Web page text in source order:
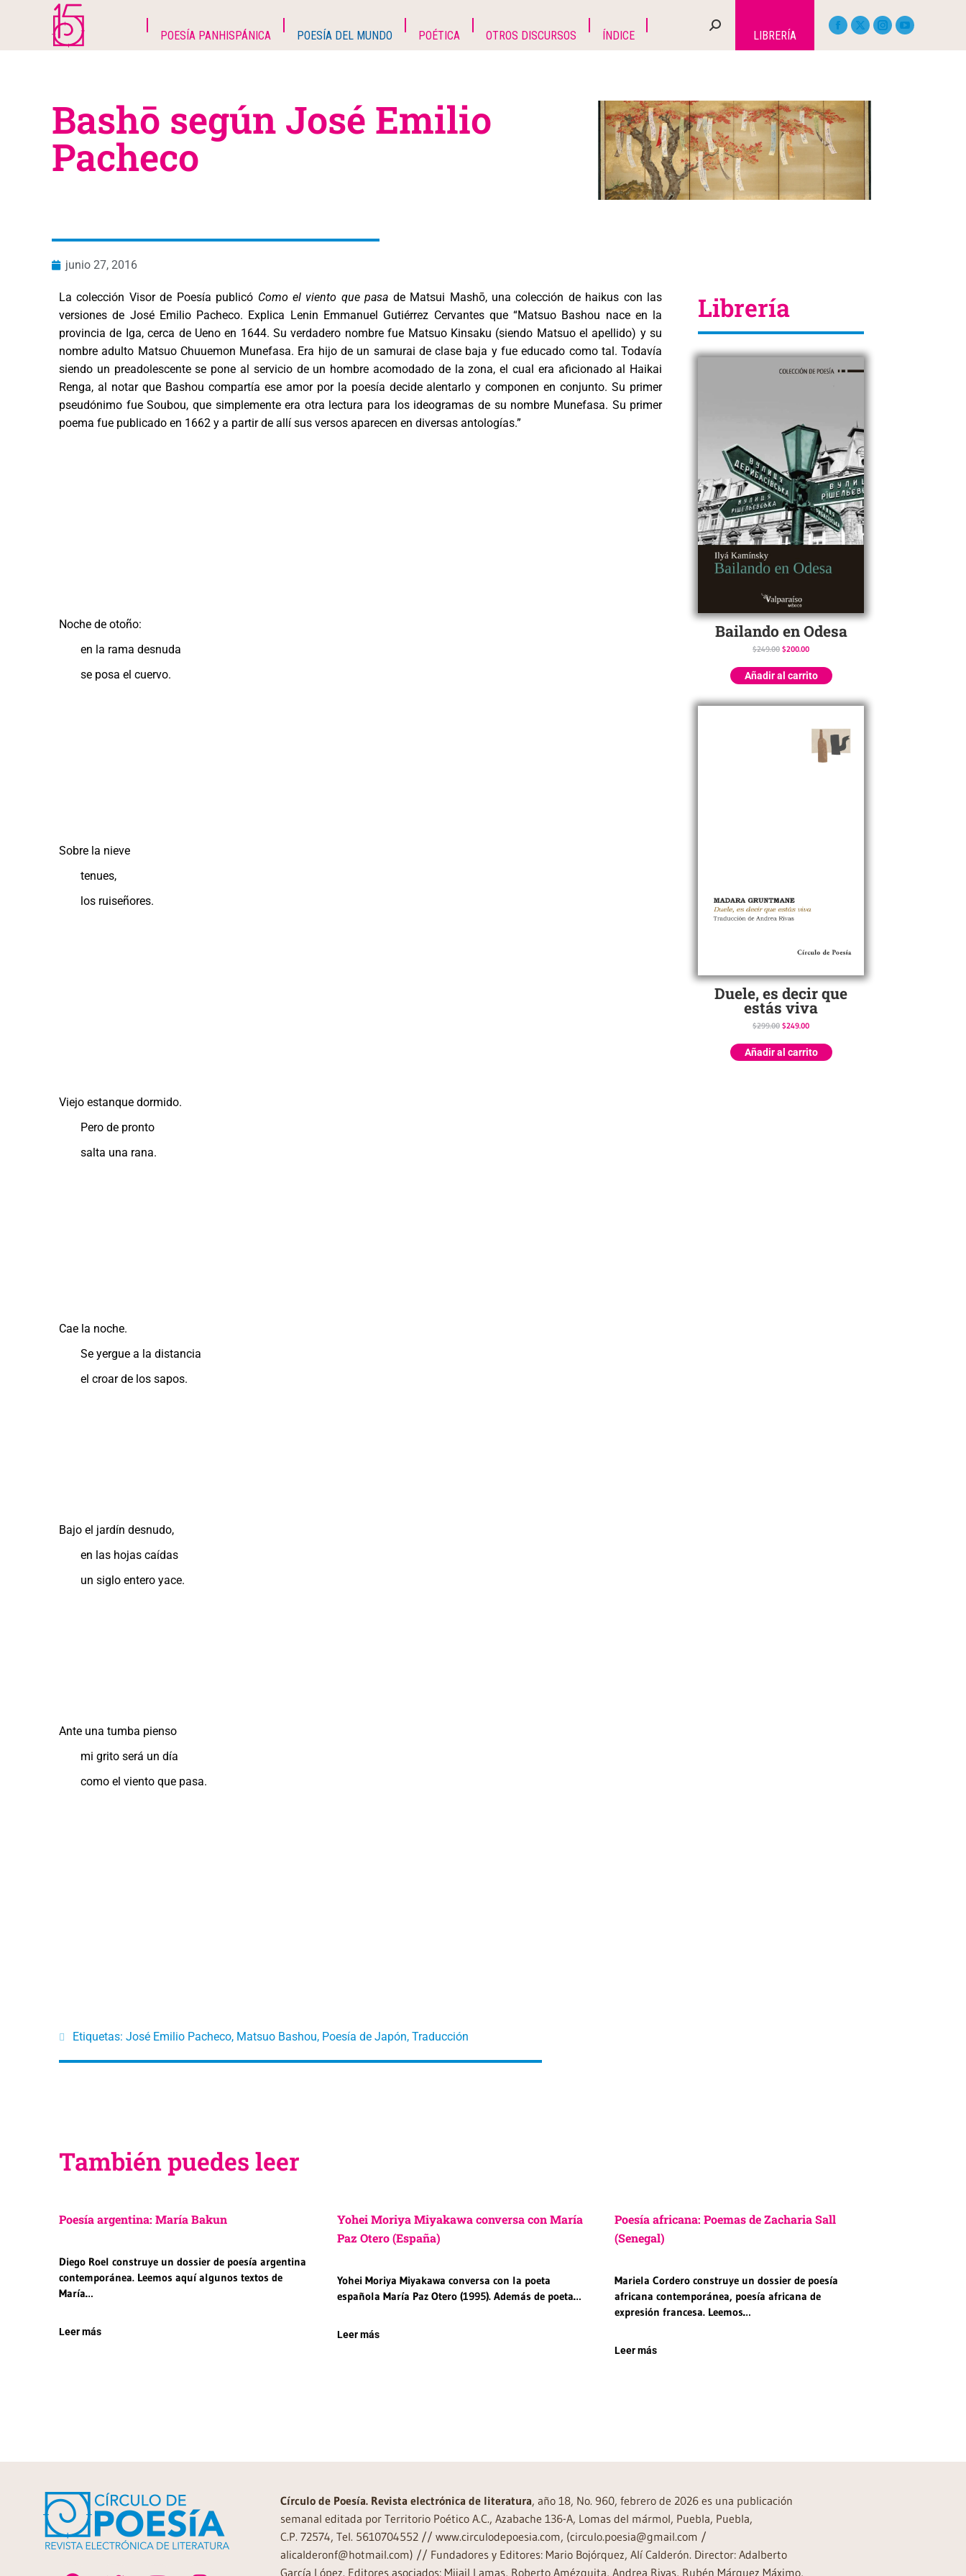
POESÍA PANHISPÁNICA POESÍA DEL MUNDO POÉTICA OTROS DISCURSOS ÍNDICE LIBRERÍA
Bashō según José Emilio
Pacheco
junio 27, 2016
La colección Visor de Poesía publicó Como el viento que pasa de Matsui Mashō, una colección de haikus con las
versiones de José Emilio Pacheco. Explica Lenin Emmanuel Gutiérrez Cervantes que “Matsuo Bashou nace en la
provincia de Iga, cerca de Ueno en 1644. Su verdadero nombre fue Matsuo Kinsaku (siendo Matsuo el apellido) y su
nombre adulto Matsuo Chuuemon Munefasa. Era hijo de un samurai de clase baja y fue educado como tal. Todavía
siendo un preadolescente se pone al servicio de un hombre acomodado de la zona, el cual era aficionado al Haikai
Renga, al notar que Bashou compartía ese amor por la poesía decide alentarlo y componen en conjunto. Su primer
pseudónimo fue Soubou, que simplemente era otra lectura para los ideogramas de su nombre Munefasa. Su primer
poema fue publicado en 1662 y a partir de allí sus versos aparecen en diversas antologías.”
Noche de otoño:
en la rama desnuda
se posa el cuervo.
Sobre la nieve
tenues,
los ruiseñores.
Viejo estanque dormido.
Pero de pronto
salta una rana.
Cae la noche.
Se yergue a la distancia
el croar de los sapos.
Bajo el jardín desnudo,
en las hojas caídas
un siglo entero yace.
Ante una tumba pienso
mi grito será un día
como el viento que pasa.
Librería
Bailando en Odesa
$249.00 $200.00
Añadir al carrito
Duele, es decir que
estás viva
$299.00 $249.00
Añadir al carrito
Etiquetas: José Emilio Pacheco, Matsuo Bashou, Poesía de Japón, Traducción
También puedes leer
Poesía argentina: María Bakun
Diego Roel construye un dossier de poesía argentina
contemporánea. Leemos aquí algunos textos de
María…
Leer más
Yohei Moriya Miyakawa conversa con María
Paz Otero (España)
Yohei Moriya Miyakawa conversa con la poeta
española María Paz Otero (1995). Además de poeta…
Leer más
Poesía africana: Poemas de Zacharia Sall
(Senegal)
Mariela Cordero construye un dossier de poesía
africana contemporánea, poesía africana de
expresión francesa. Leemos…
Leer más
Círculo de Poesía. Revista electrónica de literatura, año 18, No. 960, febrero de 2026 es una publicación
semanal editada por Territorio Poético A.C., Azabache 136-A, Lomas del mármol, Puebla, Puebla,
C.P. 72574, Tel. 5610704552 // www.circulodepoesia.com, (circulo.poesia@gmail.com /
alicalderonf@hotmail.com) // Fundadores y Editores: Mario Bojórquez, Alí Calderón. Director: Adalberto
García López. Editores asociados: Mijail Lamas, Roberto Amézquita, Andrea Rivas, Rubén Márquez Máximo,